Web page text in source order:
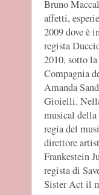
Bruno
affetti,
2009 dove è
regista
2010, sotto
Compagnia
Amanda
Gioielli.
musical della
regia del
direttore
Frankestein
regista di
Sister Act il